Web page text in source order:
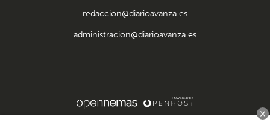
redaccion@diarioavanza.es
administracion@diarioavanza.es
×